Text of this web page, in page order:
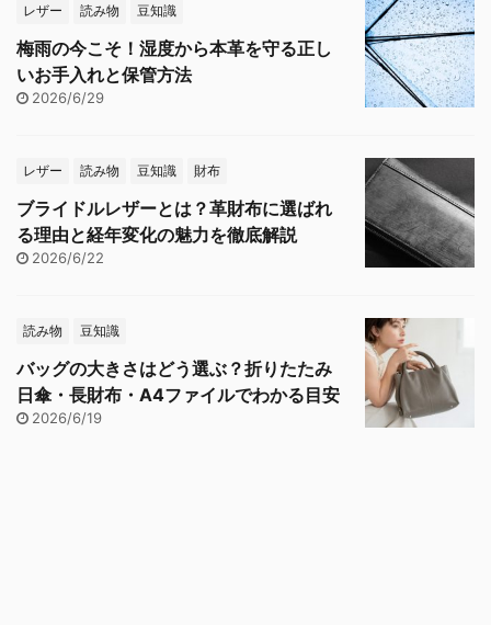
レザー 読み物 豆知識
梅雨の今こそ！湿度から本革を守る正し
いお手入れと保管方法
2026/6/29
レザー 読み物 豆知識 財布
ブライドルレザーとは？革財布に選ばれ
る理由と経年変化の魅力を徹底解説
2026/6/22
読み物 豆知識
バッグの大きさはどう選ぶ？折りたたみ
日傘・長財布・A4ファイルでわかる目安
2026/6/19